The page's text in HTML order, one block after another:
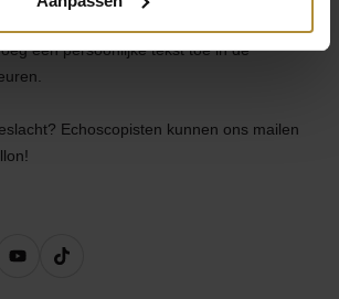
een persoonlijke tekst toe in de
Echoscopisten kunnen ons mailen